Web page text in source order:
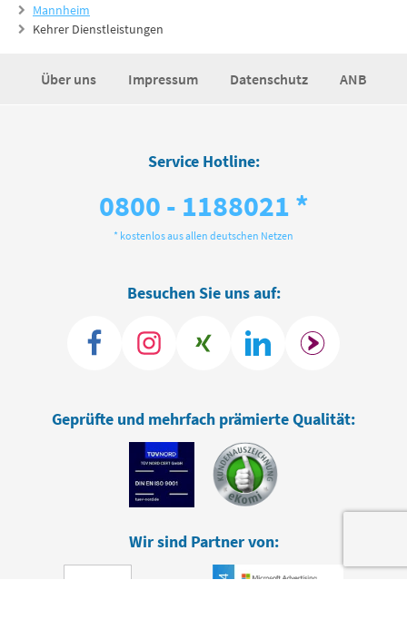
Mannheim
Kehrer Dienstleistungen
Über uns Impressum Datenschutz ANB
Service Hotline:
0800 - 1188021 *
* kostenlos aus allen deutschen Netzen
Besuchen Sie uns auf:
Geprüfte und mehrfach prämierte Qualität:
Wir sind Partner von: